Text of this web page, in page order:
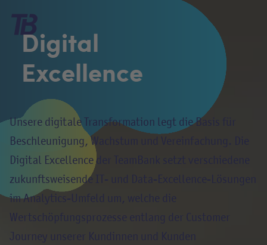
Digital
Excellence
Unsere digitale Transformation legt die Basis für
Beschleunigung, Wachstum und Vereinfachung. Die
Digital Excellence der TeamBank setzt verschiedene
zukunftsweisende IT- und Data-Excellence-Lösungen
im Analytics-Umfeld um, welche die
Journey unserer Kundinnen und Kunden